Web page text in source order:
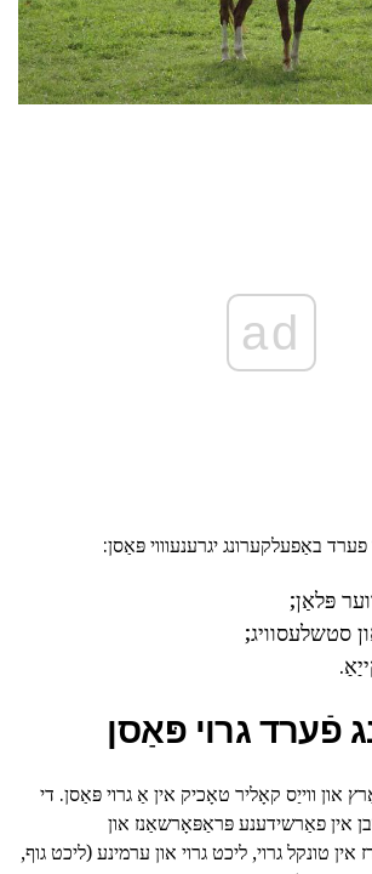
ad
פערד באַפעלקערונג יגרענעוווי פּאַסן:
פּלאַן;
פֿערד גרוי פּאַסן
און ווייַס קאָליר טאָכיק אין אַ גרוי פּאַסן. די
אין פאַרשידענע פּראַפּאָרשאַנז און
טונקל גרוי, ליכט גרוי און ערמינע (ליכט גוף,